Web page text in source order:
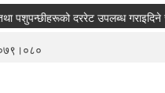
पशुपन्छीहरूको दररेट उपलब्ध गराइदिने